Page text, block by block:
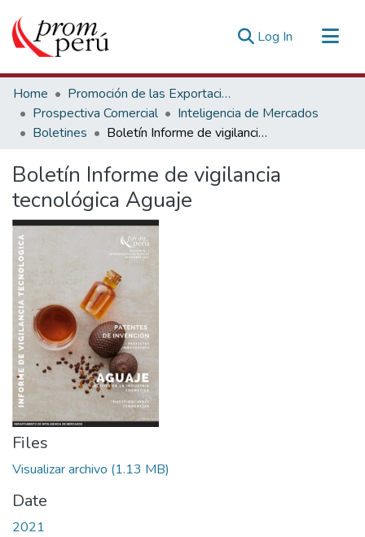
Log In (current)
Communities & Collections
All of DSpace
Statistics
Estadísticas Externas
Home
Promoción de las Exportaciones
Prospectiva Comercial
Inteligencia de Mercados
Boletines
Boletín Informe de vigilancia tecnológica Aguaje
Boletín Informe de vigilancia
tecnológica Aguaje
Files
Visualizar archivo (1.13 MB)
Date
2021